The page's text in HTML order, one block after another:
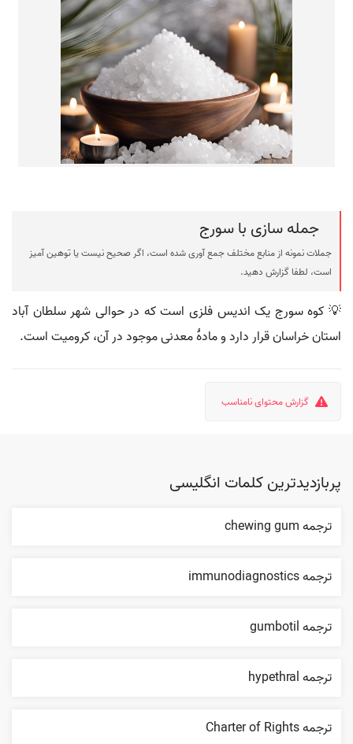
جمله سازی با سورج
جملات نمونه از منابع مختلف جمع آوری شده است، اگر صحیح نیست یا توهین آمیز
است، لطفا گزارش دهید.
💡 کوه سورج یک اندیس فلزی است که در حوالی شهر سلطان آباد
استان خراسان قرار دارد و مادهٔ معدنی موجود در آن، کرومیت است.
گزارش محتوای نامناسب
پربازدیدترین کلمات انگلیسی
ترجمه chewing gum
ترجمه immunodiagnostics
ترجمه gumbotil
ترجمه hypethral
ترجمه Charter of Rights